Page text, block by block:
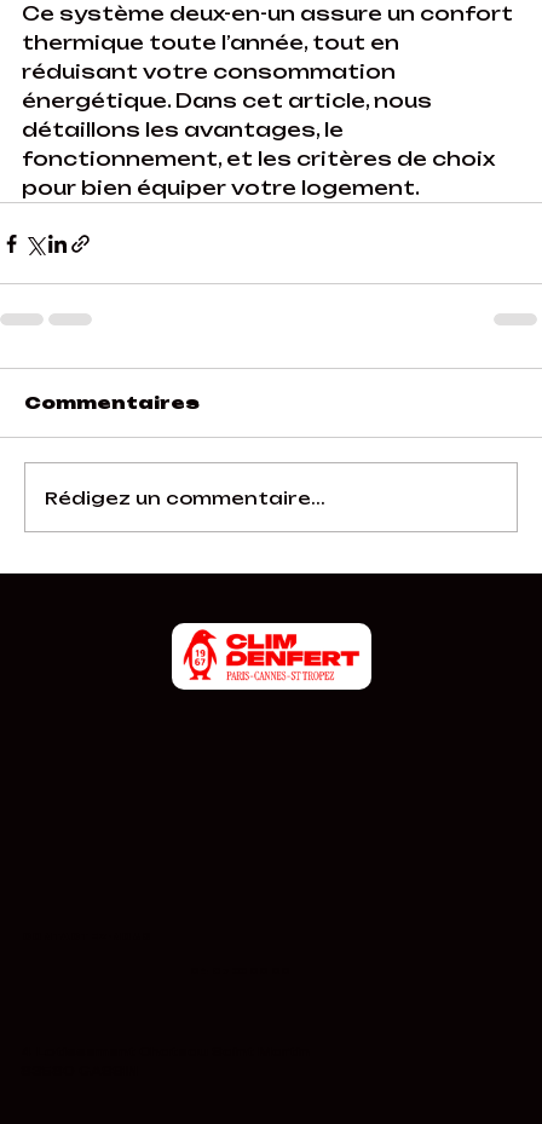
Ce système deux-en-un assure un confort
thermique toute l’année, tout en
réduisant votre consommation
énergétique. Dans cet article, nous
détaillons les avantages, le
fonctionnement, et les critères de choix
pour bien équiper votre logement.
Commentaires
Rédigez un commentaire...